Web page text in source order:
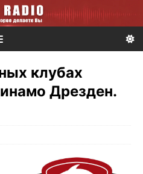
клубах
Дрезден.